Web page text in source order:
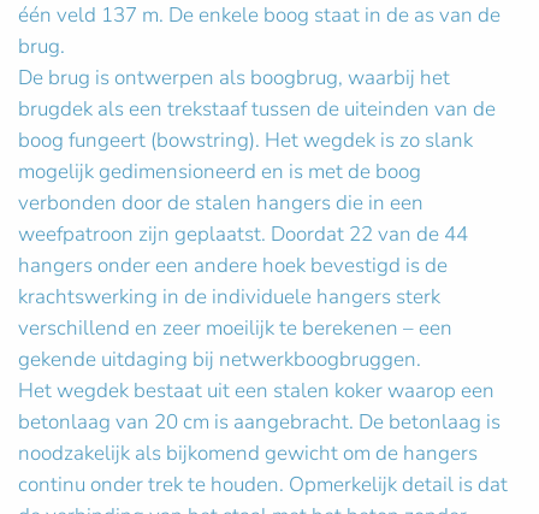
één veld 137 m. De enkele boog staat in de as van de
brug.
De brug is ontwerpen als boogbrug, waarbij het
brugdek als een trekstaaf tussen de uiteinden van de
boog fungeert (bowstring). Het wegdek is zo slank
mogelijk gedimensioneerd en is met de boog
verbonden door de stalen hangers die in een
weefpatroon zijn geplaatst. Doordat 22 van de 44
hangers onder een andere hoek bevestigd is de
krachtswerking in de individuele hangers sterk
verschillend en zeer moeilijk te berekenen – een
gekende uitdaging bij netwerkboogbruggen.
Het wegdek bestaat uit een stalen koker waarop een
betonlaag van 20 cm is aangebracht. De betonlaag is
noodzakelijk als bijkomend gewicht om de hangers
continu onder trek te houden. Opmerkelijk detail is dat